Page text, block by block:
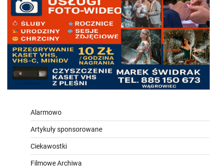
Alarmowo
Artykuły sponsorowane
Ciekawostki
Filmowe Archiwa